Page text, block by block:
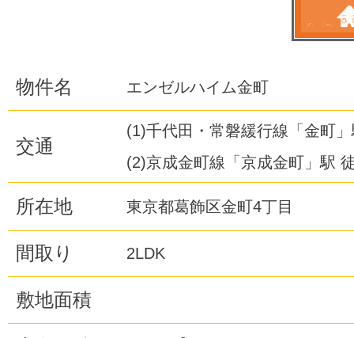
物件名 エンゼルハイム金町
交通
(1)千代田・常磐緩行線「金町
(2)京成金町線「京成金町」駅
所在地 東京都葛飾区金町4丁目
間取り 2LDK
敷地面積